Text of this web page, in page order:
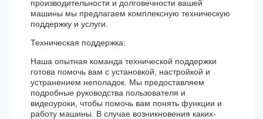
производительности и долговечности вашей
машины мы предлагаем комплексную техническую
поддержку и услуги.
Техническая поддержка:
Наша опытная команда технической поддержки
готова помочь вам с установкой, настройкой и
устранением неполадок. Мы предоставляем
подробные руководства пользователя и
видеоуроки, чтобы помочь вам понять функции и
работу машины. В случае возникновения каких-